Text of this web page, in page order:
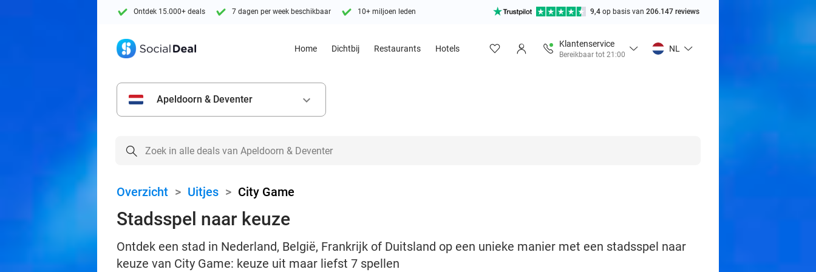
Ontdek 15.000+ deals 7 dagen per week beschikbaar 10+ miljoen leden 9,4 op basis van 206.147 reviews
Home Dichtbij Restaurants Hotels
Klantenservice
Bereikbaar tot 21:00
NL
Apeldoorn & Deventer keyboard_arrow_down
Overzicht > Uitjes > City Game
Stadsspel naar keuze
Ontdek een stad in Nederland, België, Frankrijk of Duitsland op een unieke manier met een stadsspel naar
keuze van City Game: keuze uit maar liefst 7 spellen